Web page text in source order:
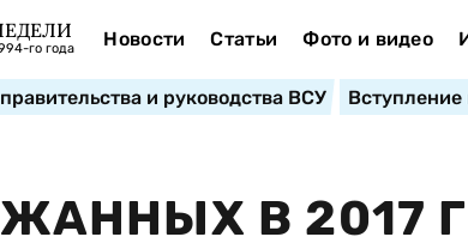
го года Новости Статьи Фото и видео
и руководства ВСУ Вступление
В 2017